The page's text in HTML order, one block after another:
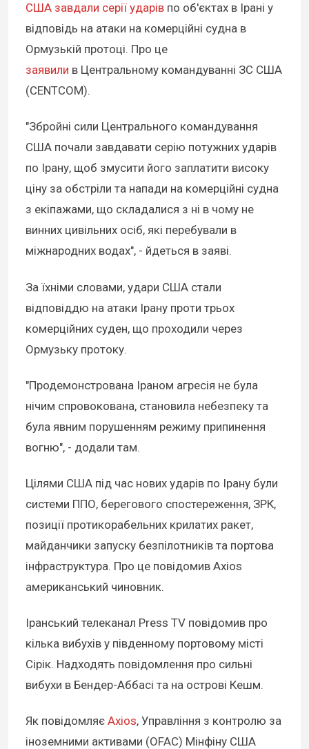
США завдали серії ударів по об'єктах в Ірані у
відповідь на атаки на комерційні судна в
Ормузькій протоці. Про це
заявили в Центральному командуванні ЗС США
(CENTCOM).
"Збройні сили Центрального командування
США почали завдавати серію потужних ударів
по Ірану, щоб змусити його заплатити високу
ціну за обстріли та напади на комерційні судна
з екіпажами, що складалися з ні в чому не
винних цивільних осіб, які перебували в
міжнародних водах", - йдеться в заяві.
За їхніми словами, удари США стали
відповіддю на атаки Ірану проти трьох
комерційних суден, що проходили через
Ормузьку протоку.
"Продемонстрована Іраном агресія не була
нічим спровокована, становила небезпеку та
була явним порушенням режиму припинення
вогню", - додали там.
Цілями США під час нових ударів по Ірану були
системи ППО, берегового спостереження, ЗРК,
позиції протикорабельних крилатих ракет,
майданчики запуску безпілотників та портова
інфраструктура. Про це повідомив Axios
американський чиновник.
Іранський телеканал Press TV повідомив про
кілька вибухів у південному портовому місті
Сірік. Надходять повідомлення про сильні
вибухи в Бендер-Аббасі та на острові Кешм.
Як повідомляє Axios, Управління з контролю за
іноземними активами (OFAC) Мінфіну США